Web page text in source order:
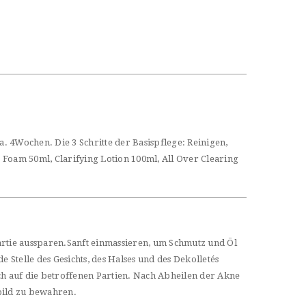
Die 3 Schritte der Basispflege: Reinigen,
50ml, Clarifying Lotion 100ml, All Over Clearing
aussparen.Sanft einmassieren, um Schmutz und Öl
des Gesichts, des Halses und des Dekolletés
auf die betroffenen Partien. Nach Abheilen der Akne
zu bewahren.